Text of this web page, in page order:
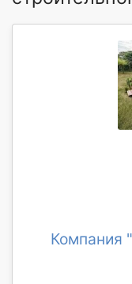
Компания